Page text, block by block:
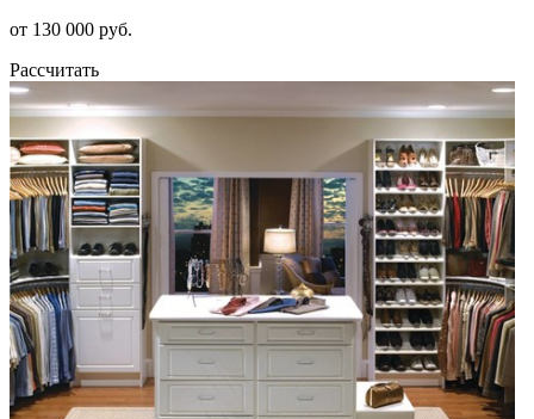
от 130 000 руб.
Рассчитать